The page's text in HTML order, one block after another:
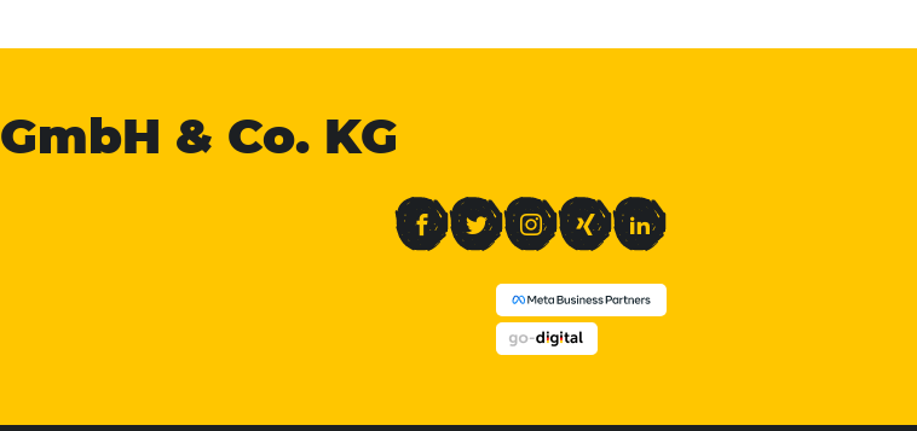
GmbH & Co. KG
FacebookTwitterInstagramXing LinkedIn